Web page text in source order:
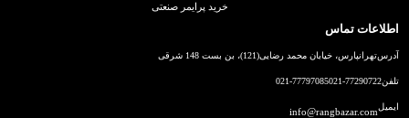
خرید پرایمر صنعتی
اطلاعات تماس
آدرستهرانپارس، خیابان محمد رضایی(121)، بن بست 148 شرقی
تلفن021-77290722
021-77797085
ایمیلinfo@rangbazar.com